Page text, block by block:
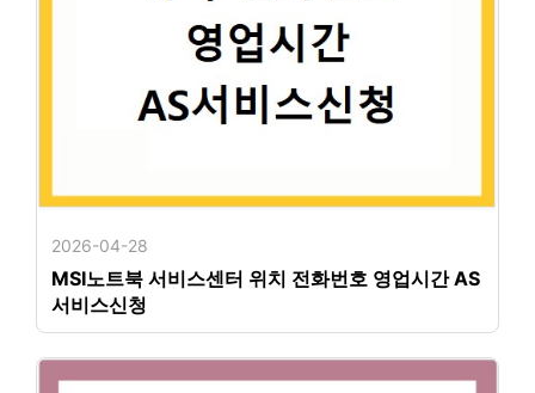
2026-04-28
MSI노트북 서비스센터 위치 전화번호 영업시간 AS
서비스신청